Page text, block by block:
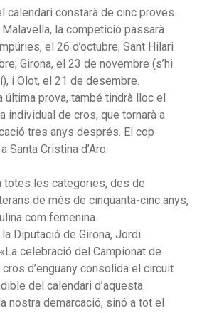
calendari constarà de cinc proves.
la competició passarà
el 26 d’octubre; Sant Hilari
Girona, el 23 de novembre (s’hi
i Olot, el 21 de desembre.
última prova, també tindrà lloc el
individual de cros, que tornarà a
tres anys després. El cop
Cristina d’Aro.
totes les categories, des de
de més de cinquanta-cinc anys,
com femenina.
Diputació de Girona, Jordi
celebració del Campionat de
d’enguany consolida el circuit
del calendari d’aquesta
nostra demarcació, sinó a tot el